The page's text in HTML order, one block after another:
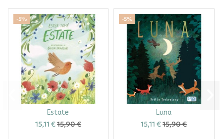
-5%
Estate
15,11 €15,90 €
-5%
Luna
15,11 €15,90 €